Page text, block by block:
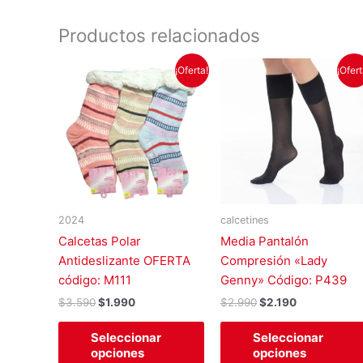
Productos relacionados
¡Oferta!
2024
Calcetas Polar
Antideslizante OFERTA
código: M111
$3.590
precio
original
era:
$3.590.
$1.990
precio
actual
es:
$1.990.
Seleccionar
opciones
Este
producto
opciones
pueden
elegir
página
de
producto
calcetines
Media Pantalón
Compresión «Lady
Genny» Código: P439
$2.990
El
precio
original
era:
$2.990.
$2.190
precio
actual
es:
$2.190.
Seleccionar
opciones